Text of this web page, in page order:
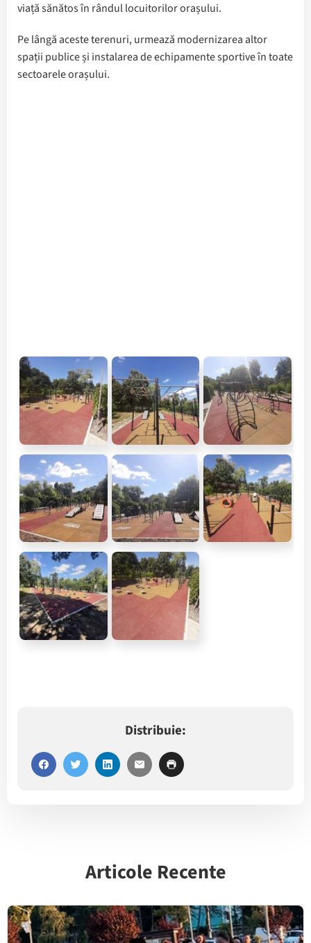
viață sănătos în rândul locuitorilor orașului.
Pe lângă aceste terenuri, urmează modernizarea altor
spații publice și instalarea de echipamente sportive în toate
sectoarele orașului.
Distribuie:
Articole Recente